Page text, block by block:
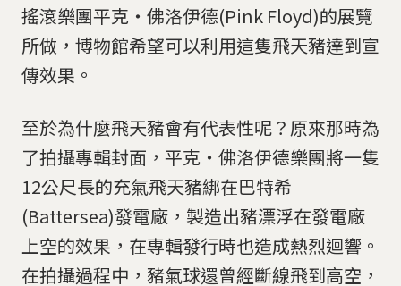
搖滾樂團平克‧佛洛伊德(Pink Floyd)的展覽
所做，博物館希望可以利用這隻飛天豬達到宣
傳效果。
至於為什麼飛天豬會有代表性呢？原來那時為
了拍攝專輯封面，平克‧佛洛伊德樂團將一隻
12公尺長的充氣飛天豬綁在巴特希
(Battersea)發電廠，製造出豬漂浮在發電廠
上空的效果，在專輯發行時也造成熱烈迴響。
在拍攝過程中，豬氣球還曾經斷線飛到高空，